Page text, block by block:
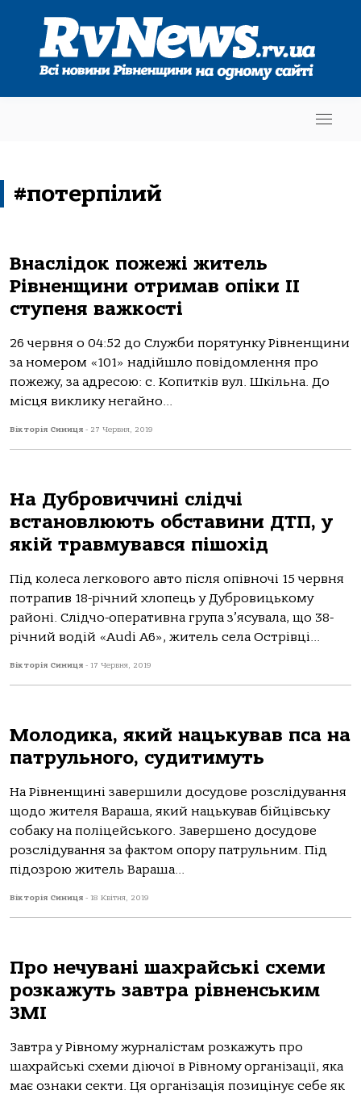
#потерпілий
Внаслідок пожежі житель
Рівненщини отримав опіки ІІ
ступеня важкості
26 червня о 04:52 до Служби порятунку Рівненщини
за номером «101» надійшло повідомлення про
пожежу, за адресою: c. Копитків вул. Шкільна. До
місця виклику негайно...
Вікторія Синиця - 27 Червня, 2019
На Дубровиччині слідчі
встановлюють обставини ДТП, у
якій травмувався пішохід
Під колеса легкового авто після опівночі 15 червня
потрапив 18-річний хлопець у Дубровицькому
районі. Слідчо-оперативна група з’ясувала, що 38-
річний водій «Audi А6», житель села Острівці...
Вікторія Синиця - 17 Червня, 2019
Молодика, який нацькував пса на
патрульного, судитимуть
На Рівненщині завершили досудове розслідування
щодо жителя Вараша, який нацькував бійцівську
собаку на поліцейського. Завершено досудове
розслідування за фактом опору патрульним. Під
підозрою житель Вараша...
Вікторія Синиця - 18 Квітня, 2019
Про нечувані шахрайські схеми
розкажуть завтра рівненським
ЗМІ
Завтра у Рівному журналістам розкажуть про
шахрайські схеми діючої в Рівному організації, яка
має ознаки секти. Ця організація позицінує себе як